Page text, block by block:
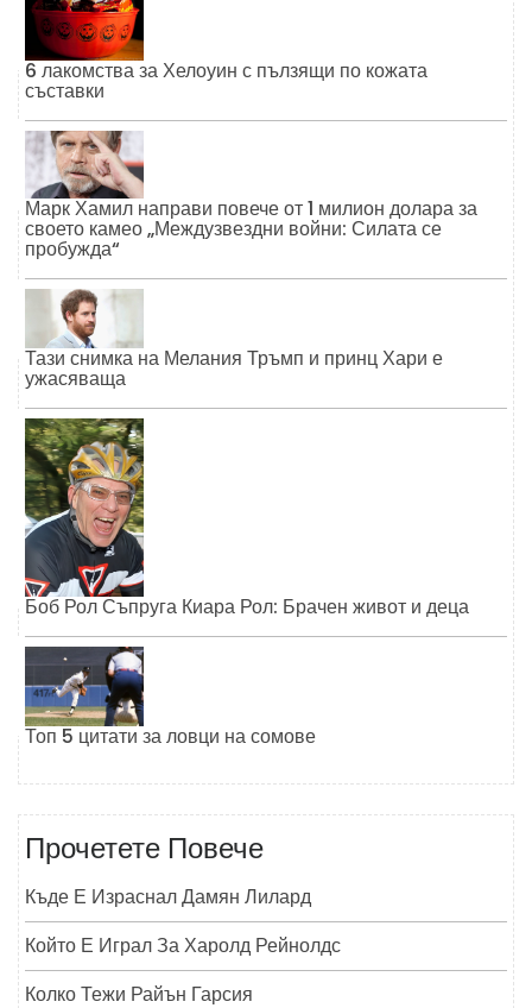
6 лакомства за Хелоуин с пълзящи по кожата
съставки
Марк Хамил направи повече от 1 милион долара за
своето камео „Междузвездни войни: Силата се
пробужда“
Тази снимка на Мелания Тръмп и принц Хари е
ужасяваща
Боб Рол Съпруга Киара Рол: Брачен живот и деца
Топ 5 цитати за ловци на сомове
Прочетете Повече
Къде Е Израснал Дамян Лилард
Който Е Играл За Харолд Рейнолдс
Колко Тежи Райън Гарсия